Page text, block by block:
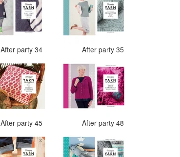
After party 34 After party 35
After party 45 After party 48